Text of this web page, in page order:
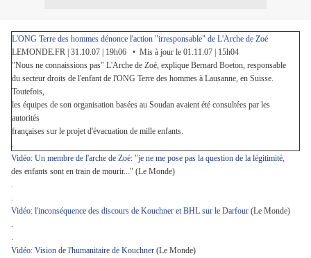
L'ONG Terre des hommes dénonce l'action "irresponsable" de L'Arche de Zoé
LEMONDE.FR | 31.10.07 | 19h06 • Mis à jour le 01.11.07 | 15h04
"Nous ne connaissions pas" L'Arche de Zoé, explique Bernard Boeton, responsable
du secteur droits de l'enfant de l'ONG Terre des hommes à Lausanne, en Suisse.
Toutefois,
les équipes de son organisation basées au Soudan avaient été consultées par les
autorités
françaises sur le projet d'évacuation de mille enfants.
.
Vidéo: Un membre de l'arche de Zoé: "je ne me pose pas la question de la légitimité,
des enfants sont en train de mourir..." (Le Monde)
.
.
Vidéo: l'inconséquence des discours de Kouchner et BHL sur le Darfour (Le Monde)
.
.
Vidéo: Vision de l'humanitaire de Kouchner (Le Monde)